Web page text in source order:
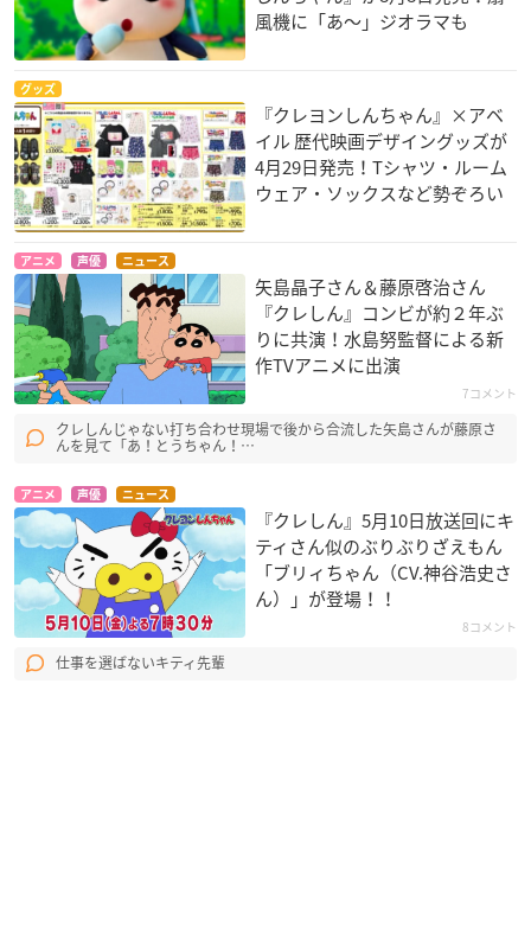
風機に「あ～」ジオラマも
グッズ
『クレヨンしんちゃん』×アベ
イル 歴代映画デザイングッズが
4月29日発売！Tシャツ・ルーム
ウェア・ソックスなど勢ぞろい
アニメ 声優 ニュース
矢島晶子さん＆藤原啓治さん
『クレしん』コンビが約２年ぶ
りに共演！水島努監督による新
作TVアニメに出演
7コメント
クレしんじゃない打ち合わせ現場で後から合流した矢島さんが藤原さ
んを見て「あ！とうちゃん！…
アニメ 声優 ニュース
『クレしん』5月10日放送回にキ
ティさん似のぶりぶりざえもん
「ブリィちゃん（CV.神谷浩史さ
ん）」が登場！！
8コメント
仕事を選ばないキティ先輩